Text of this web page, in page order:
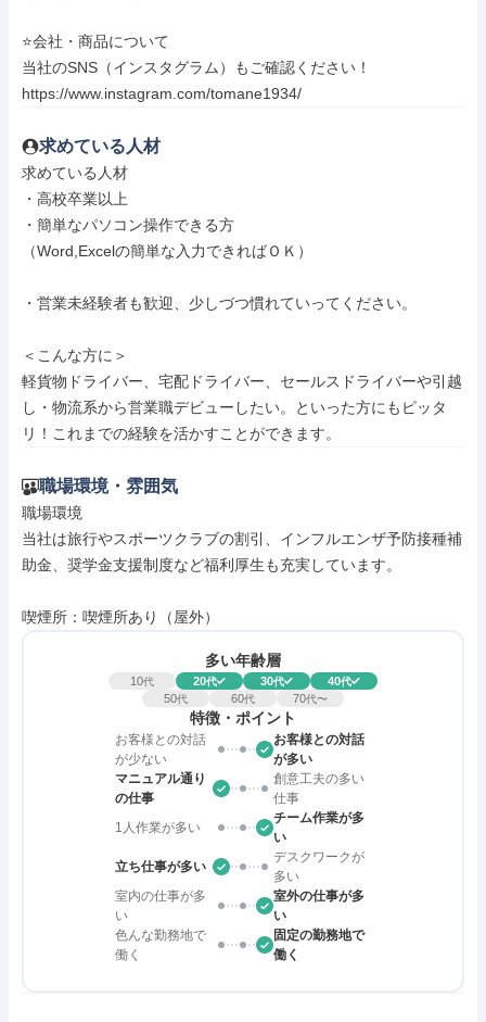
⭐会社・商品について
当社のSNS（インスタグラム）もご確認ください！
https://www.instagram.com/tomane1934/
求めている人材
求めている人材
・高校卒業以上
・簡単なパソコン操作できる方
（Word,Excelの簡単な入力できればＯＫ）
・営業未経験者も歓迎、少しづつ慣れていってください。
＜こんな方に＞
軽貨物ドライバー、宅配ドライバー、セールスドライバーや引越
し・物流系から営業職デビューしたい。といった方にもピッタ
リ！これまでの経験を活かすことができます。
職場環境・雰囲気
職場環境
当社は旅行やスポーツクラブの割引、インフルエンザ予防接種補
助金、奨学金支援制度など福利厚生も充実しています。
喫煙所：喫煙所あり（屋外）
多い年齢層
10代 20代 30代 40代
50代 60代 70代〜
特徴・ポイント
お客様との対話
が少ない
お客様との対話
が多い
マニュアル通り
の仕事
創意工夫の多い
仕事
1人作業が多い
チーム作業が多
い
立ち仕事が多い
デスクワークが
多い
室内の仕事が多
い
室外の仕事が多
い
色んな勤務地で
働く
固定の勤務地で
働く